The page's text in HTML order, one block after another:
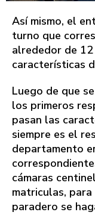
Así mismo, el
turno que
alrededor de
características
Luego de que
los primeros
pasan las
siempre es el
departamento
cámaras
matriculas,
paradero se